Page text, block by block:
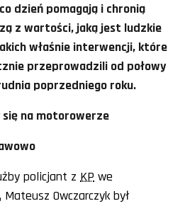
dzień pomagają i chronią
z wartości, jaką jest ludzkie
właśnie interwencji, które
przeprowadzili od połowy
poprzedniego roku.
na motorowerze
policjant z KP we
Mateusz Owczarczyk był